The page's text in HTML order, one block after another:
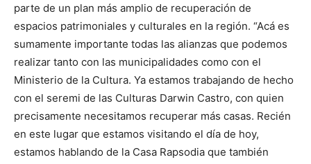
parte de un plan más amplio de recuperación de
espacios patrimoniales y culturales en la región. “Acá es
sumamente importante todas las alianzas que podemos
realizar tanto con las municipalidades como con el
Ministerio de la Cultura. Ya estamos trabajando de hecho
con el seremi de las Culturas Darwin Castro, con quien
precisamente necesitamos recuperar más casas. Recién
en este lugar que estamos visitando el día de hoy,
estamos hablando de la Casa Rapsodia que también